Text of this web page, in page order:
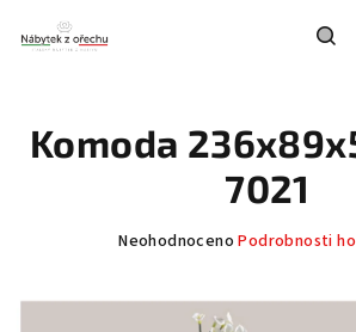
obsah
Komoda
7021
Průměrné
Neohodnoceno Podrobnosti